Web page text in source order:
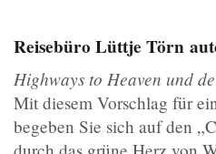
Reisebüro Lüttje Törn
Highways to Heaven und
Mit diesem Vorschlag für
begeben Sie sich auf den